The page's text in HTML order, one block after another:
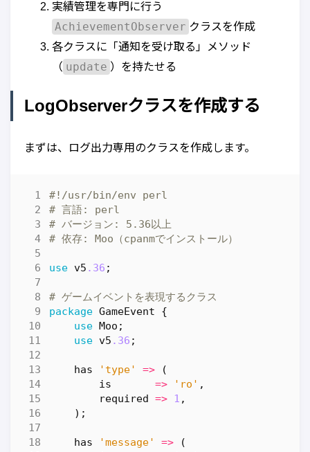
実績管理を専門に行う
AchievementObserver クラスを作成
各クラスに「通知を受け取る」メソッド
（ update ）を持たせる
LogObserverクラスを作成する
まずは、ログ出力専用のクラスを作成します。
#!/usr/bin/env perl
# 言語: perl
# バージョン: 5.36以上
# 依存: Moo（cpanmでインストール）
use v5 .36 ;
# ゲームイベントを表現するクラス
package GameEvent
{
use Moo ;
use v5 .36 ;
has 'type' =>
(
is
=> 'ro' ,
required => 1 ,
);
has 'message' =>
(